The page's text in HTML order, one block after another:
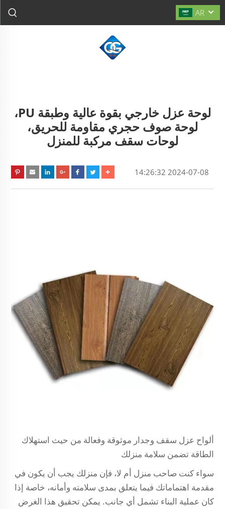
AR
لوحة عزل خارجي بقوة عالية وطبقة PU،
لوحة صوف حجري مقاومة للحريق،
لوحات سقف مركبة للمنزل
2024-07-08 14:26:32
ألواح عزل سقف وجدار موثوقة وفعالة من حيث استهلاك
الطاقة تضمن سلامة منزلك
سواء كنت صاحب منزل أم لا، فإن منزلك يجب أن يكون في
مقدمة اهتماماتك فيما يتعلق بمدى سلامته وأمانه، خاصة إذا
كان عملية البناء تشمل أي جانب. يمكن تحقيق هذا الغرض